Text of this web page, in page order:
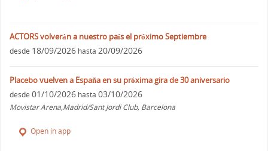
ACTORS volverán a nuestro país el próximo Septiembre
desde 18/09/2026 hasta 20/09/2026
Placebo vuelven a España en su próxima gira de 30 aniversario
desde 01/10/2026 hasta 03/10/2026
Movistar Arena,Madrid/Sant Jordi Club, Barcelona
Open in app